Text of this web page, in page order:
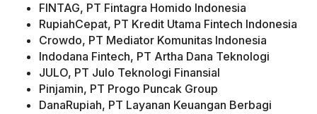
FINTAG, PT Fintagra Homido Indonesia
RupiahCepat, PT Kredit Utama Fintech Indonesia
Crowdo, PT Mediator Komunitas Indonesia
Indodana Fintech, PT Artha Dana Teknologi
JULO, PT Julo Teknologi Finansial
Pinjamin, PT Progo Puncak Group
DanaRupiah, PT Layanan Keuangan Berbagi